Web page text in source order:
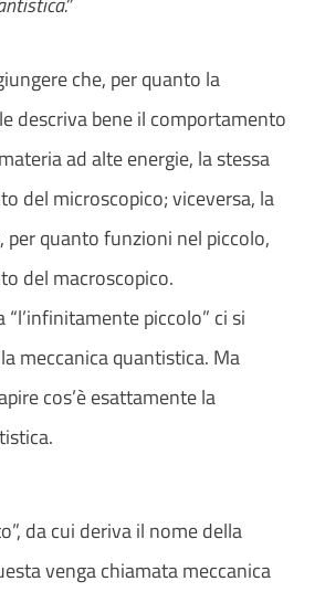
che, per quanto la
descriva bene il comportamento
ad alte energie, la stessa
del microscopico; viceversa, la
per quanto funzioni nel piccolo,
del macroscopico.
piccolo” ci si
meccanica quantistica. Ma
cos’è esattamente la
da cui deriva il nome della
venga chiamata meccanica